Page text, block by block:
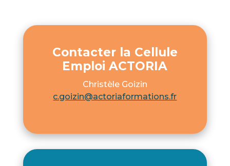
Contacter la Cellule
Emploi ACTORIA
Christèle Goizin
c.goizin@actoriaformations.fr